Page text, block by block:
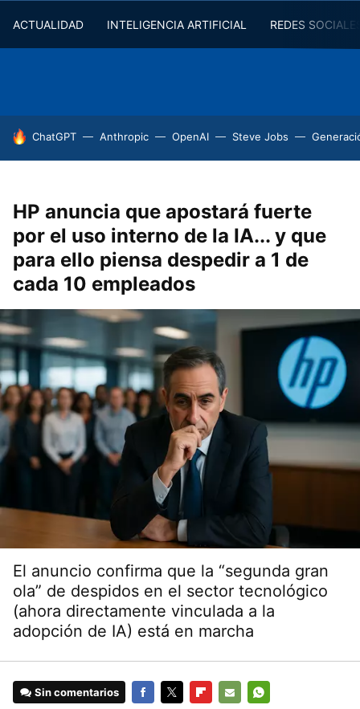
ACTUALIDAD INTELIGENCIA ARTIFICIAL REDES
HOY SE HABLA DE
ChatGPT Anthropic OpenAI Steve Jobs
HP anuncia que apostará fuerte
por el uso interno de la IA... y que
para ello piensa despedir a 1 de
cada 10 empleados
El anuncio confirma que la “segunda gran
ola” de despidos en el sector tecnológico
(ahora directamente vinculada a la
adopción de IA) está en marcha
Sin comentarios